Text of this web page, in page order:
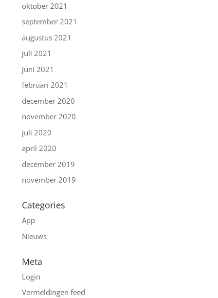
oktober 2021
september 2021
augustus 2021
juli 2021
juni 2021
februari 2021
december 2020
november 2020
juli 2020
april 2020
december 2019
november 2019
Categories
App
Nieuws
Meta
Login
Vermeldingen feed